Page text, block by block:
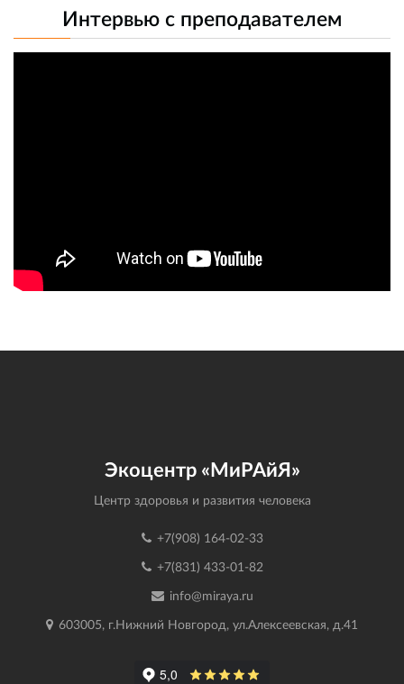
Интервью с преподавателем
Экоцентр «МиРАйЯ»
Центр здоровья и развития человека
+7(908) 164-02-33
+7(831) 433-01-82
info@miraya.ru
603005, г.Нижний Новгород, ул.Алексеевская, д.41